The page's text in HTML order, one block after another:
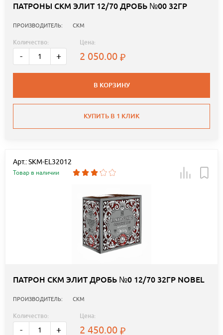
ПАТРОНЫ СКМ ЭЛИТ 12/70 ДРОБЬ №00 32ГР
ПРОИЗВОДИТЕЛЬ: СКМ
Количество:
- +
Цена:
2 050.00
В КОРЗИНУ
КУПИТЬ В 1 КЛИК
Арт.: SKM-EL32012
Товар в наличии
ПАТРОН СКМ ЭЛИТ ДРОБЬ №0 12/70 32ГР NOBEL
ПРОИЗВОДИТЕЛЬ: СКМ
Количество:
- +
Цена:
2 450.00